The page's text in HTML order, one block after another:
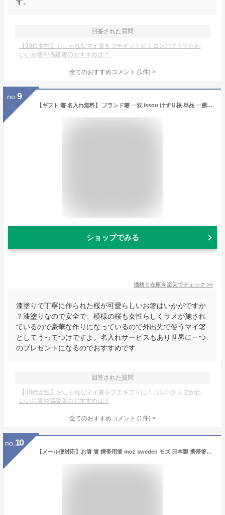
回答された質問
【30代女性】おしゃれなマイ箸をプチギフトに！コンパクトでかわ
いいお箸や高級箸のおすすめは？
全てのおすすめコメント (1件) >
no. 9
【ギフト 箸 名入れ無料】 ブランド箸 一双 issou けずり桜 単品 一膳 ラメ 箔 伝統柄 上品 高級/箸/名入れ/名前入り/出産祝い/結婚祝い/結婚記念日/両親/ペア/木婚式/銀婚式/金婚式/ギフト/プレゼント/内祝い ペア カップル/敬老の日
ショップでみる
価格と在庫を楽天でチェック >>
漆塗りで丁寧に作られた桜が可愛らしいお箸はいかがですか
？漆塗りなので安全で、模様の桜も女性らしくラメが施され
ているので豪華な作りになっているので外出先で使うマイ箸
としてうってつけですよ。名入れサービスもあり世界に一つ
のプレゼントになるのでおすすめです
回答された質問
【30代女性】おしゃれなマイ箸をプチギフトに！コンパクトでかわ
いいお箸や高級箸のおすすめは？
全てのおすすめコメント (1件) >
no. 10
【メール便対応】お箸 箸 携帯用箸 moz sweden モズ 日本製 携帯箸 ランチ 木製 お弁当 遠足 箸セット 携帯ケース ピクニック 小学生 子供 女子 男子 大人 お弁当 ランチ ナチュラル おしゃれ 清潔 かわいい おしゃれ 北欧 キッズ メンズ レディース【あす楽】